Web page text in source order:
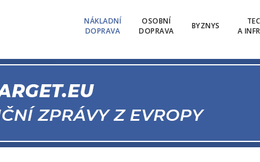
NÁKLADNÍ
DOPRAVA
OSOBNÍ
DOPRAVA
BYZNYS
A